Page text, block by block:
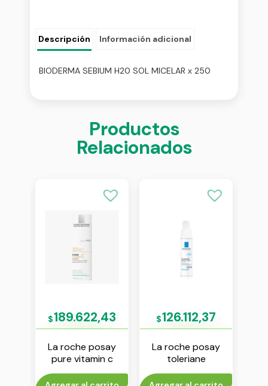
Descripción Información adicional
BIODERMA SEBIUM H20 SOL MICELAR x 250
Productos
Relacionados
$189.622,43
La roche posay
pure vitamin c
ligera 40 ml
$126.112,37
La roche posay
toleriane
dermallergo crema
40 ml